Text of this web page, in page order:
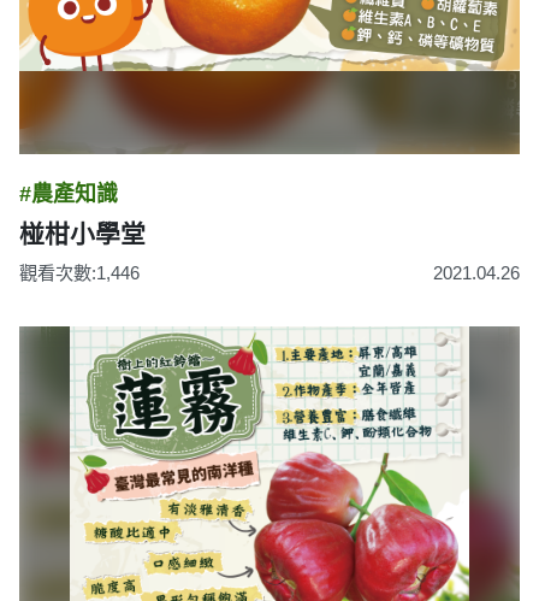
#農產知識
椪柑小學堂
觀看次數:1,446 2021.04.26